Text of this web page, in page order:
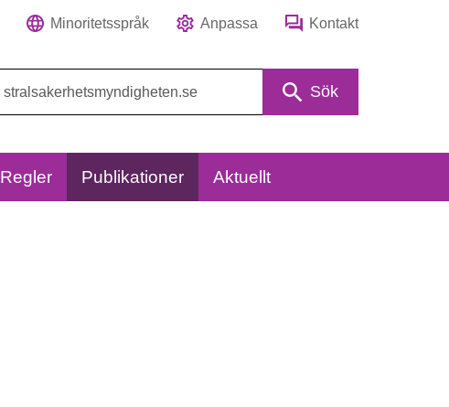
Minoritetsspråk Anpassa Kontakt
Sök
Regler Publikationer Aktuellt